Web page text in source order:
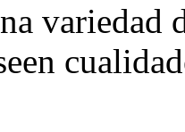
variedad